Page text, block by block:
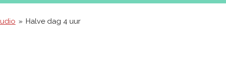
» Halve dag 4 uur